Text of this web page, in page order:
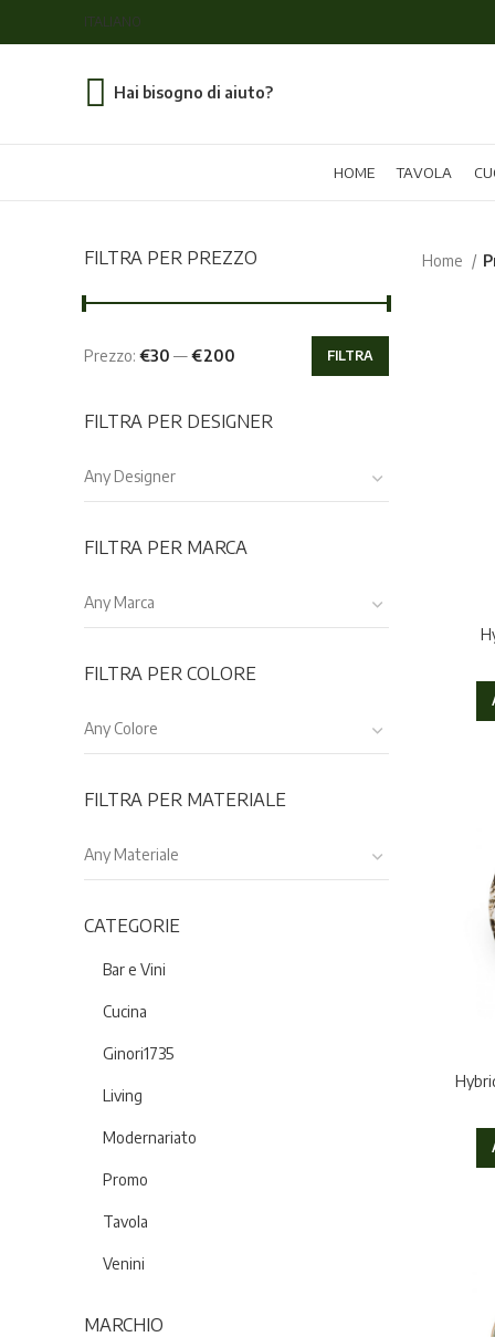
ITALIANO
Hai bisogno di aiuto?
HOME TAVOLA
FILTRA PER PREZZO
FILTRA
Prezzo: €30 —€200
FILTRA PER DESIGNER
Any Designer
FILTRA PER MARCA
Any Marca
FILTRA PER COLORE
Any Colore
FILTRA PER MATERIALE
Any Materiale
CATEGORIE
Bar e Vini
Cucina
Ginori1735
Living
Modernariato
Promo
Tavola
Venini
MARCHIO
Home